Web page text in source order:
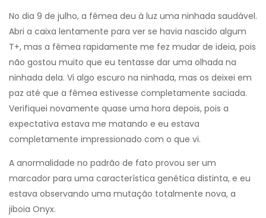
No dia 9 de julho, a fêmea deu à luz uma ninhada saudável.
Abri a caixa lentamente para ver se havia nascido algum
T+, mas a fêmea rapidamente me fez mudar de ideia, pois
não gostou muito que eu tentasse dar uma olhada na
ninhada dela. Vi algo escuro na ninhada, mas os deixei em
paz até que a fêmea estivesse completamente saciada.
Verifiquei novamente quase uma hora depois, pois a
expectativa estava me matando e eu estava
completamente impressionado com o que vi.
A anormalidade no padrão de fato provou ser um
marcador para uma característica genética distinta, e eu
estava observando uma mutação totalmente nova, a
jiboia Onyx.